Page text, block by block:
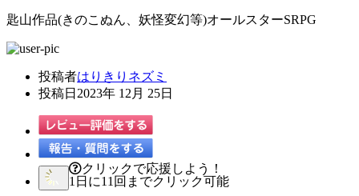
匙山作品(きのこぬん、妖怪変幻等)オールスターSRPG
投稿者はりきりネズミ
投稿日 2023年 12月 25日
クリックで応援しよう！
1日に11回までクリック可能